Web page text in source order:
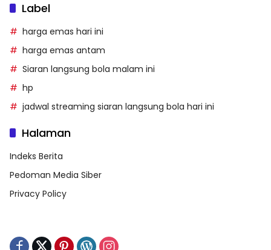
Label
harga emas hari ini
harga emas antam
Siaran langsung bola malam ini
hp
jadwal streaming siaran langsung bola hari ini
Halaman
Indeks Berita
Pedoman Media Siber
Privacy Policy